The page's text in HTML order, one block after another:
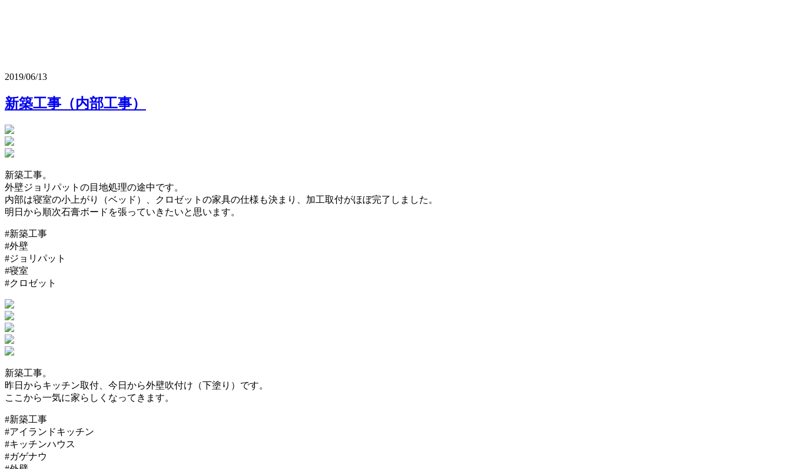
2019/06/13
新築工事（内部工事）
新築工事。
外壁ジョリパットの目地処理の途中です。
内部は寝室の小上がり（ベッド）、クロゼットの家具の仕様も決まり、加工取付がほぼ完了しました。
明日から順次石膏ボードを張っていきたいと思います。
#新築工事
#外壁
#ジョリパット
#寝室
#クロゼット
新築工事。
昨日からキッチン取付、今日から外壁吹付け（下塗り）です。
ここから一気に家らしくなってきます。
#新築工事
#アイランドキッチン
#キッチンハウス
#ガゲナウ